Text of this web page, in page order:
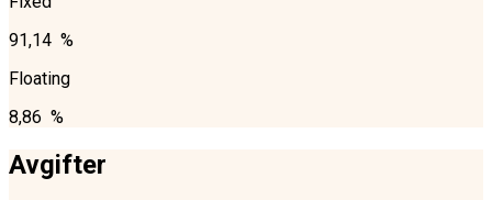
91,14 %
Floating
8,86 %
Avgifter